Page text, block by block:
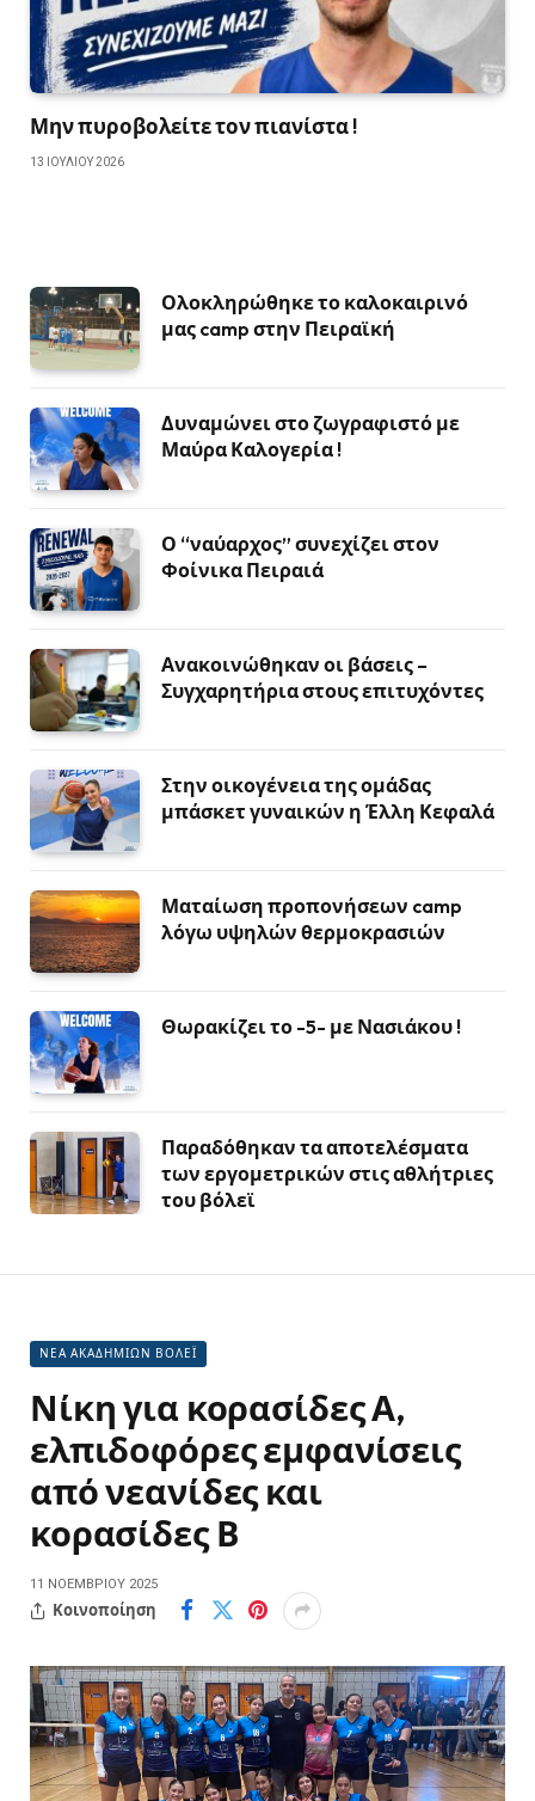
Μην πυροβολείτε τον πιανίστα !
13 ΙΟΥΛΊΟΥ 2026
Ολοκληρώθηκε το καλοκαιρινό
μας camp στην Πειραϊκή
Δυναμώνει στο ζωγραφιστό με
Μαύρα Καλογερία !
Ο “ναύαρχος” συνεχίζει στον
Φοίνικα Πειραιά
Ανακοινώθηκαν οι βάσεις –
Συγχαρητήρια στους επιτυχόντες
Στην οικογένεια της ομάδας
μπάσκετ γυναικών η Έλλη Κεφαλά
Ματαίωση προπονήσεων camp
λόγω υψηλών θερμοκρασιών
Θωρακίζει το -5- με Νασιάκου !
Παραδόθηκαν τα αποτελέσματα
των εργομετρικών στις αθλήτριες
του βόλεϊ
ΝΕΑ ΑΚΑΔΗΜΙΩΝ ΒΟΛΕΪ
Νίκη για κορασίδες Α,
ελπιδοφόρες εμφανίσεις
από νεανίδες και
κορασίδες Β
11 ΝΟΕΜΒΡΊΟΥ 2025
Κοινοποίηση